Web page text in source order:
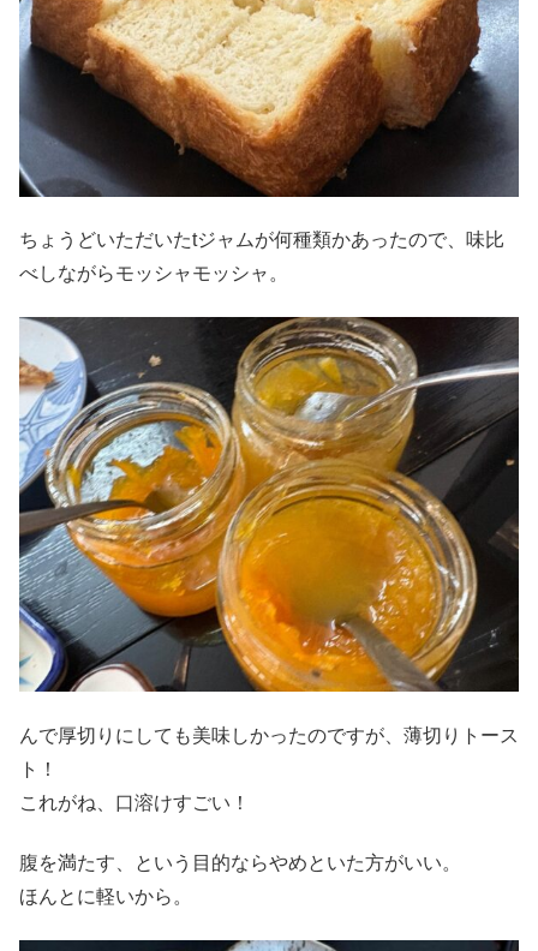
ちょうどいただいたtジャムが何種類かあったので、味比
べしながらモッシャモッシャ。
んで厚切りにしても美味しかったのですが、薄切りトース
ト！
これがね、口溶けすごい！
腹を満たす、という目的ならやめといた方がいい。
ほんとに軽いから。